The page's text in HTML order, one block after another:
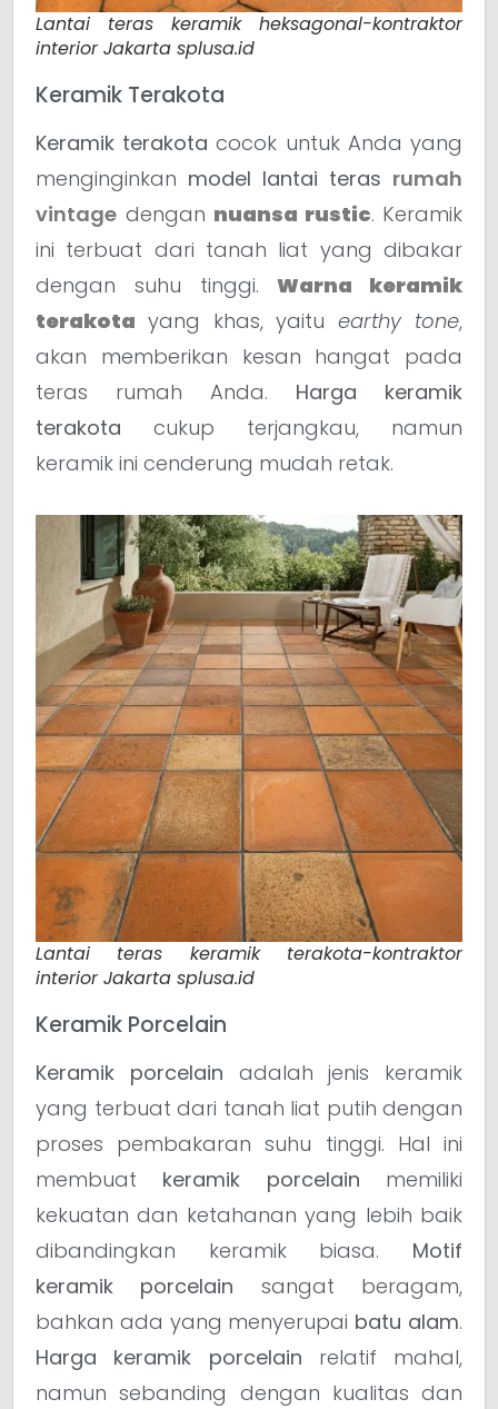
Lantai teras keramik heksagonal-kontraktor
interior Jakarta splusa.id
Keramik Terakota
Keramik terakota cocok untuk Anda yang
menginginkan model lantai teras rumah
vintage dengan nuansa rustic. Keramik
ini terbuat dari tanah liat yang dibakar
dengan suhu tinggi.Warna keramik
terakota yang khas, yaituearthy tone,
akan memberikan kesan hangat pada
teras rumah Anda. Harga keramik
terakota cukup terjangkau, namun
keramik ini cenderung mudah retak.
Lantai teras keramik terakota-kontraktor
interior Jakarta splusa.id
Keramik Porcelain
Keramik porcelain adalah jenis keramik
yang terbuat dari tanah liat putih dengan
proses pembakaran suhu tinggi. Hal ini
membuat keramik porcelain memiliki
kekuatan dan ketahanan yang lebih baik
dibandingkan keramik biasa. Motif
keramik porcelain sangat beragam,
bahkan ada yang menyerupai batu alam.
Harga keramik porcelain relatif mahal,
namun sebanding dengan kualitas dan